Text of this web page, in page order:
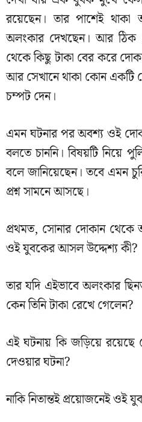
রয়েছেন। তার পাশেই
অলংকার দেখছেন। আর
থেকে কিছু টাকা বের করে
আর সেখানে থাকা কোন একটি
চম্পট দেন।
এমন ঘটনার পর অবশ্য ওই
বলতে চাননি। বিষয়টি নিয়ে
বলে জানিয়েছেন। তবে এমন
প্রশ্ন সামনে আসছে।
প্রথমত, সোনার দোকান থেকে
ওই যুবকের আসল উদ্দেশ্য কী?
তার যদি এইভাবে অলংকার
কেন তিনি টাকা রেখে গেলেন?
এই ঘটনায় কি জড়িয়ে রয়েছে
দেওয়ার ঘটনা?
নাকি নিতান্তই প্রয়োজনেই ওই